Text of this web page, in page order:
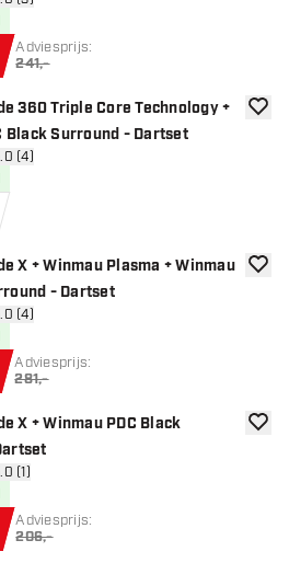
Adviesprijs:
241,-
360 Triple Core Technology +
Black Surround - Dartset
reviews drawer
(4)
X + Winmau Plasma + Winmau
- Dartset
reviews drawer
(4)
Adviesprijs:
281,-
X + Winmau PDC Black
reviews drawer
(1)
Adviesprijs:
206,-